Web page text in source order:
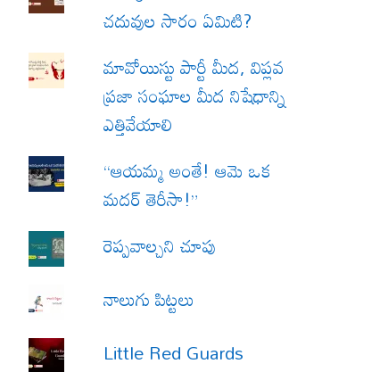
చదువుల సారం ఏమిటి?
మావోయిస్టు పార్టీ మీద, విప్లవ
ప్రజా సంఘాల మీద నిషేధాన్ని
ఎత్తివేయాలి
“ఆయమ్మ అంతే! ఆమె ఒక
మదర్ తెరీసా!”
రెప్పవాల్చని చూపు
నాలుగు పిట్టలు
Little Red Guards